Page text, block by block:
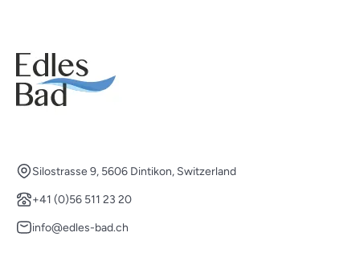
Silostrasse 9, 5606 Dintikon, Switzerland
+41 (0)56 511 23 20
info@edles-bad.ch